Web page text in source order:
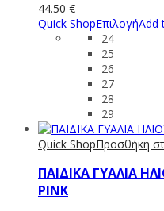
44.50 €
Quick ShopΕπιλογήAdd
24
25
26
27
28
29
Quick ShopΠροσθήκη
ΠΑΙΔΙΚΑ ΓΥΑΛΙΑ
PINK